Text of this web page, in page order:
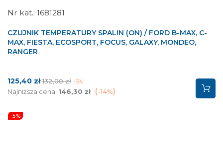
1681281
CZUJNIK TEMPERATURY SPALIN (ON) / FORD B-MAX, C-
MAX, FIESTA, ECOSPORT, FOCUS, GALAXY, MONDEO,
RANGER
Cena
125,40 złCena
podstawowa
132,00 zł -5%
Najniższa cena: 146,30 zł -14%
-5%